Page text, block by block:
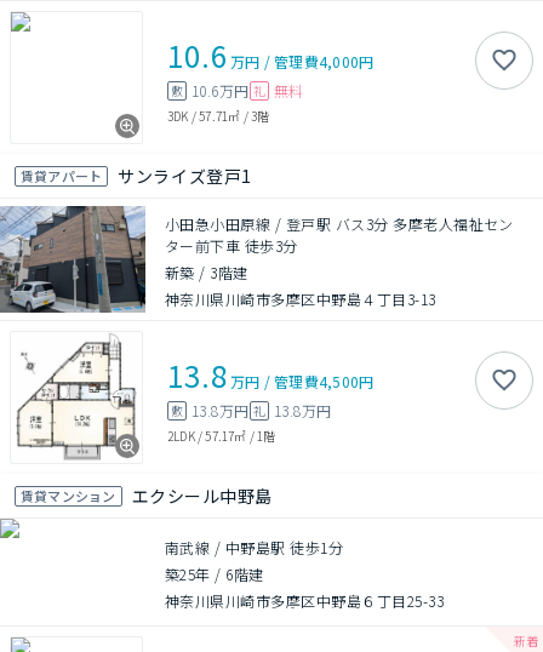
10.6 万円 /管理費4,000円
敷 10.6万円 礼 無料
3DK /57.71㎡ /3階
賃貸アパート サンライズ登戸1
小田急小田原線 / 登戸駅 バス3分 多摩老人福祉セン
ター前下車 徒歩3分
新築 / 3階建
神奈川県川崎市多摩区中野島４丁目3-13
13.8万円 /管理費4,500円
敷 13.8万円 礼 13.8万円
2LDK/57.17㎡ / 1階
賃貸マンション エクシール中野島
南武線 / 中野島駅 徒歩1分
築25年 / 6階建
神奈川県川崎市多摩区中野島６丁目25-33